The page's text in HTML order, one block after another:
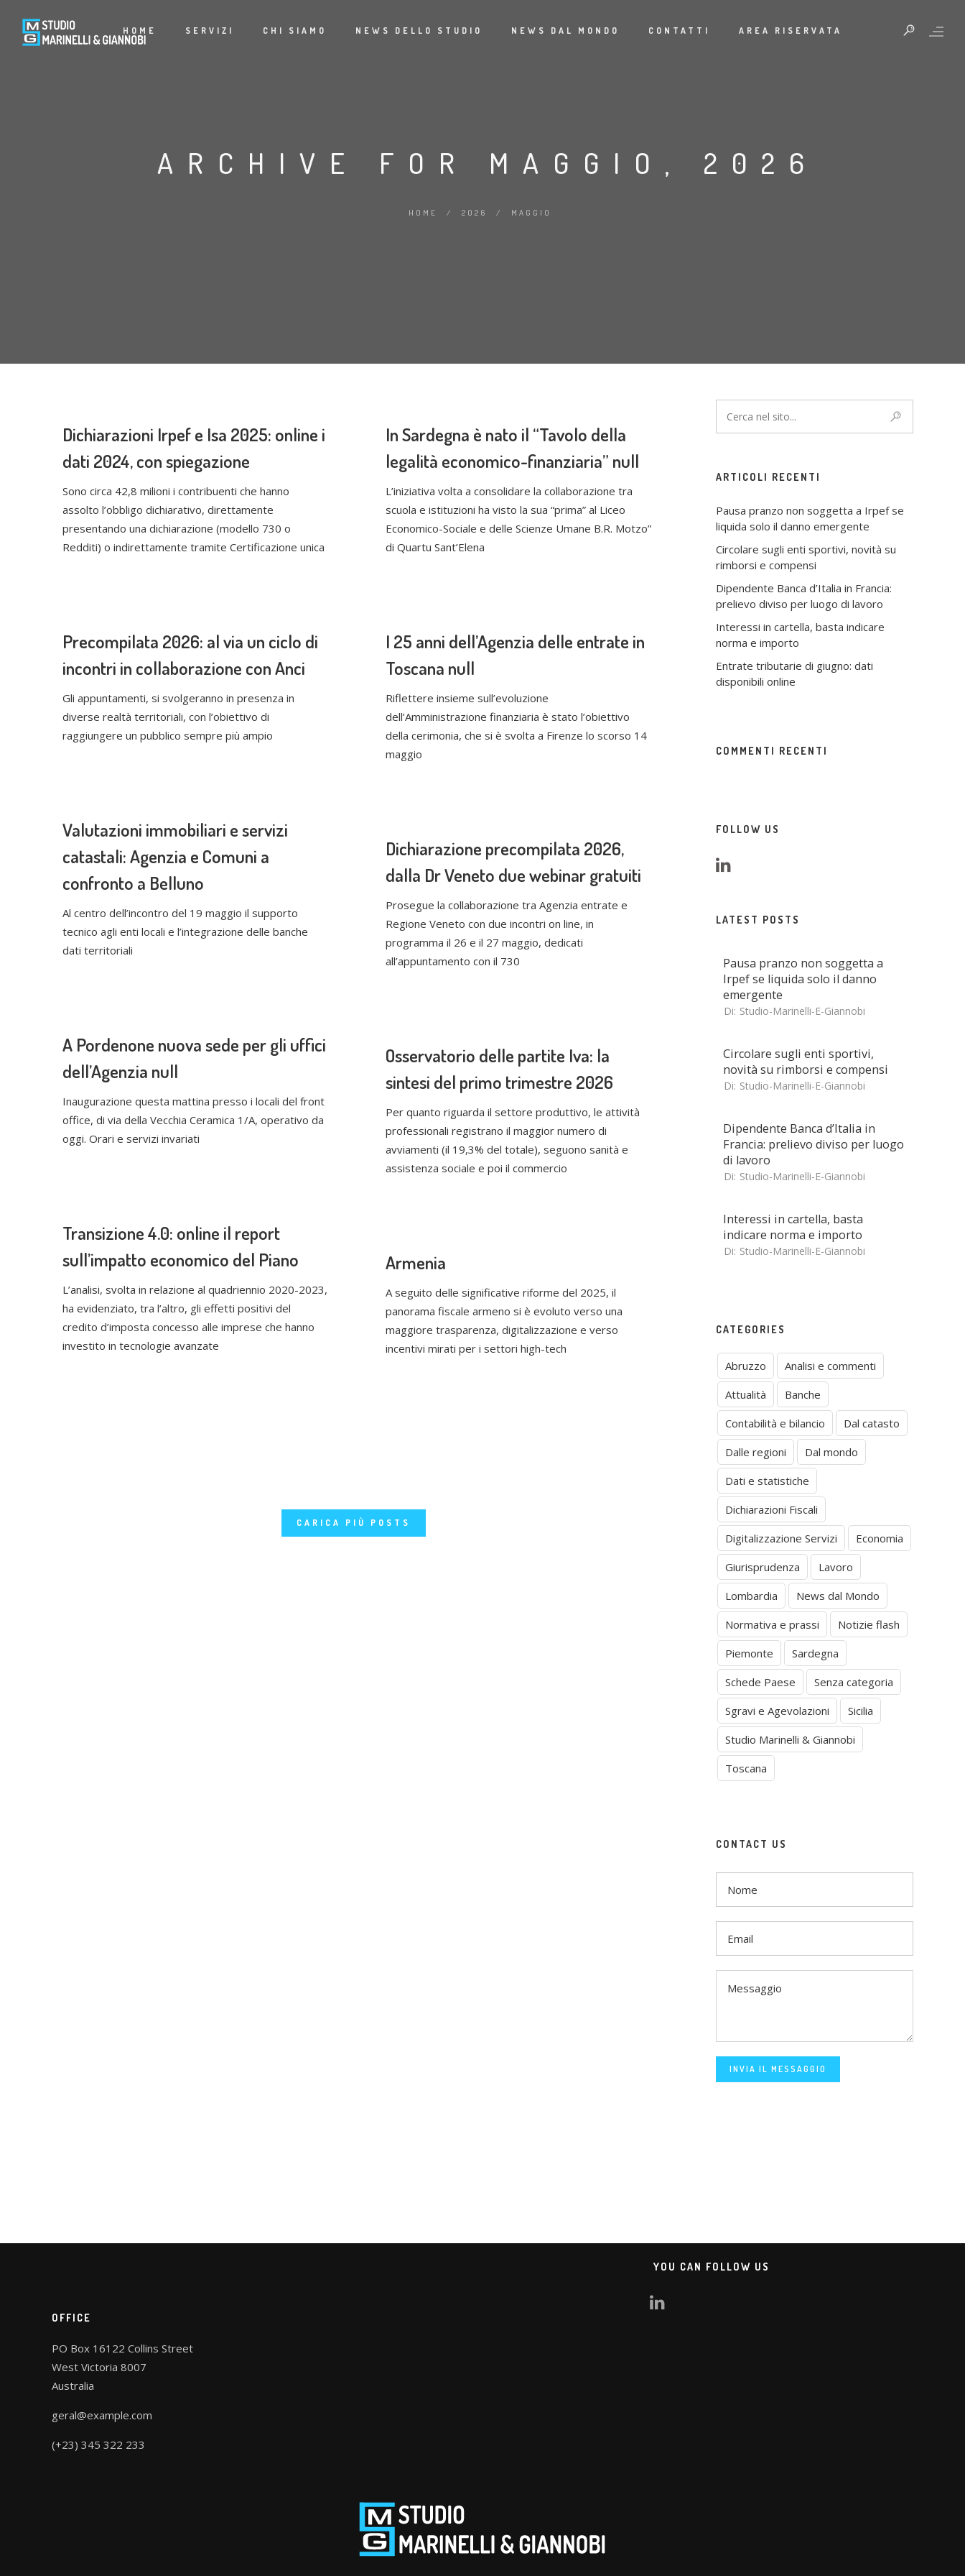
HOME SERVIZI CHI SIAMO NEWS DELLO STUDIO NEWS DAL MONDO CONTATTI AREA RISERVATA
ARCHIVE FOR MAGGIO, 2026
HOME / 2026 / MAGGIO
Dichiarazioni Irpef e Isa 2025: online i
dati 2024, con spiegazione
Sono circa 42,8 milioni i contribuenti che hanno
assolto l’obbligo dichiarativo, direttamente
presentando una dichiarazione (modello 730 o
Redditi) o indirettamente tramite Certificazione unica
In Sardegna è nato il “Tavolo della
legalità economico-finanziaria” null
L’iniziativa volta a consolidare la collaborazione tra
scuola e istituzioni ha visto la sua “prima” al Liceo
Economico-Sociale e delle Scienze Umane B.R. Motzo”
di Quartu Sant’Elena
Precompilata 2026: al via un ciclo di
incontri in collaborazione con Anci
Gli appuntamenti, si svolgeranno in presenza in
diverse realtà territoriali, con l’obiettivo di
raggiungere un pubblico sempre più ampio
I 25 anni dell’Agenzia delle entrate in
Toscana null
Riflettere insieme sull’evoluzione
dell’Amministrazione finanziaria è stato l’obiettivo
della cerimonia, che si è svolta a Firenze lo scorso 14
maggio
Valutazioni immobiliari e servizi
catastali: Agenzia e Comuni a
confronto a Belluno
Al centro dell’incontro del 19 maggio il supporto
tecnico agli enti locali e l’integrazione delle banche
dati territoriali
Dichiarazione precompilata 2026,
dalla Dr Veneto due webinar gratuiti
Prosegue la collaborazione tra Agenzia entrate e
Regione Veneto con due incontri on line, in
programma il 26 e il 27 maggio, dedicati
all’appuntamento con il 730
A Pordenone nuova sede per gli uffici
dell’Agenzia null
Inaugurazione questa mattina presso i locali del front
office, di via della Vecchia Ceramica 1/A, operativo da
oggi. Orari e servizi invariati
Osservatorio delle partite Iva: la
sintesi del primo trimestre 2026
Per quanto riguarda il settore produttivo, le attività
professionali registrano il maggior numero di
avviamenti (il 19,3% del totale), seguono sanità e
assistenza sociale e poi il commercio
Transizione 4.0: online il report
sull’impatto economico del Piano
L’analisi, svolta in relazione al quadriennio 2020-2023,
ha evidenziato, tra l’altro, gli effetti positivi del
credito d’imposta concesso alle imprese che hanno
investito in tecnologie avanzate
Armenia
A seguito delle significative riforme del 2025, il
panorama fiscale armeno si è evoluto verso una
maggiore trasparenza, digitalizzazione e verso
incentivi mirati per i settori high-tech
CARICA PIÙ POSTS
ARTICOLI RECENTI
Pausa pranzo non soggetta a Irpef se
liquida solo il danno emergente
Circolare sugli enti sportivi, novità su
rimborsi e compensi
Dipendente Banca d’Italia in Francia:
prelievo diviso per luogo di lavoro
Interessi in cartella, basta indicare
norma e importo
Entrate tributarie di giugno: dati
disponibili online
COMMENTI RECENTI
FOLLOW US
LATEST POSTS
Pausa pranzo non soggetta a
Irpef se liquida solo il danno
emergente
Di: Studio-Marinelli-E-Giannobi
Circolare sugli enti sportivi,
novità su rimborsi e compensi
Di: Studio-Marinelli-E-Giannobi
Dipendente Banca d’Italia in
Francia: prelievo diviso per luogo
di lavoro
Di: Studio-Marinelli-E-Giannobi
Interessi in cartella, basta
indicare norma e importo
Di: Studio-Marinelli-E-Giannobi
CATEGORIES
Abruzzo
Analisi e commenti
Attualità
Banche
Contabilità e bilancio
Dal catasto
Dalle regioni
Dal mondo
Dati e statistiche
Dichiarazioni Fiscali
Digitalizzazione Servizi
Economia
Giurisprudenza
Lavoro
Lombardia
News dal Mondo
Normativa e prassi
Notizie flash
Piemonte
Sardegna
Schede Paese
Senza categoria
Sgravi e Agevolazioni
Sicilia
Studio Marinelli & Giannobi
Toscana
CONTACT US
INVIA IL MESSAGGIO
OFFICE
PO Box 16122 Collins Street
West Victoria 8007
Australia
geral@example.com
(+23) 345 322 233
YOU CAN FOLLOW US